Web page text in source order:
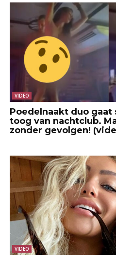
VIDEO
Poedelnaakt duo gaat
toog van nachtclub.
zonder gevolgen!
VIDEO